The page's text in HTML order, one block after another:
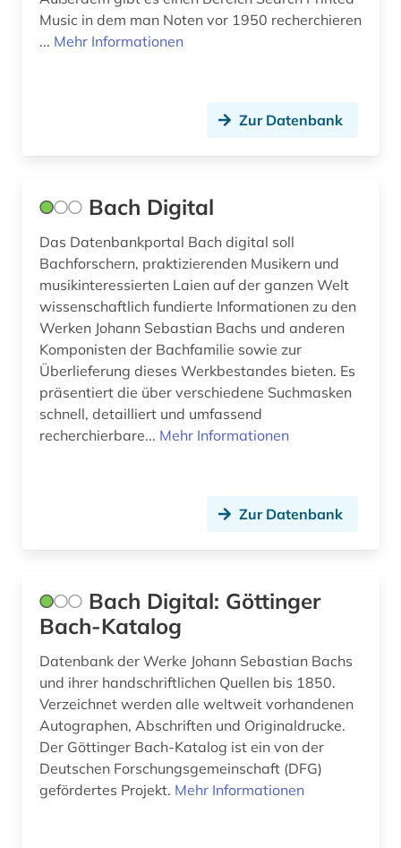
kirchengesang (1)
klarinettenspiel (1)
klassische musik (5)
klaviermusik (1)
kollaboration (1)
komponist (21)
komponisten (1)
komponistin (6)
konzertzettel (1)
kudiyattam (1)
kuenste (1)
kultur (2)
kulturerbe (2)
Music in dem man Noten vor 1950 recherchieren
... Mehr Informationen
Zur Datenbank
Bach Digital
Das Datenbankportal Bach digital soll
Bachforschern, praktizierenden Musikern und
musikinteressierten Laien auf der ganzen Welt
wissenschaftlich fundierte Informationen zu den
Werken Johann Sebastian Bachs und anderen
Komponisten der Bachfamilie sowie zur
Überlieferung dieses Werkbestandes bieten. Es
präsentiert die über verschiedene Suchmasken
schnell, detailliert und umfassend
recherchierbare... Mehr Informationen
Zur Datenbank
Bach Digital: Göttinger
Bach-Katalog
Datenbank der Werke Johann Sebastian Bachs
und ihrer handschriftlichen Quellen bis 1850.
Verzeichnet werden alle weltweit vorhandenen
Autographen, Abschriften und Originaldrucke.
Der Göttinger Bach-Katalog ist ein von der
Deutschen Forschungsgemeinschaft (DFG)
gefördertes Projekt. Mehr Informationen